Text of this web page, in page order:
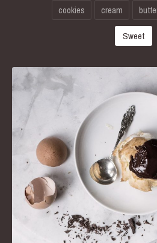
cookies cream
Sweet